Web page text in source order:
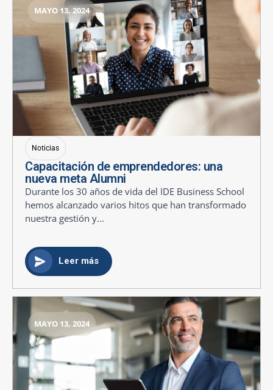
MAYO 13, 2024
Noticias
Capacitación de emprendedores: una
nueva meta Alumni
Durante los 30 años de vida del IDE Business School
hemos alcanzado varios hitos que han transformado
nuestra gestión y...
Leer más
MAYO 13, 2024